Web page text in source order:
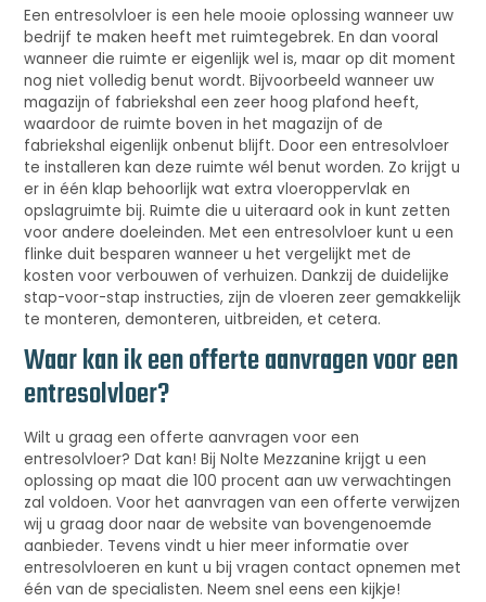
Een entresolvloer is een hele mooie oplossing wanneer uw
bedrijf te maken heeft met ruimtegebrek. En dan vooral
wanneer die ruimte er eigenlijk wel is, maar op dit moment
nog niet volledig benut wordt. Bijvoorbeeld wanneer uw
magazijn of fabriekshal een zeer hoog plafond heeft,
waardoor de ruimte boven in het magazijn of de
fabriekshal eigenlijk onbenut blijft. Door een entresolvloer
te installeren kan deze ruimte wél benut worden. Zo krijgt u
er in één klap behoorlijk wat extra vloeroppervlak en
opslagruimte bij. Ruimte die u uiteraard ook in kunt zetten
voor andere doeleinden. Met een entresolvloer kunt u een
flinke duit besparen wanneer u het vergelijkt met de
kosten voor verbouwen of verhuizen. Dankzij de duidelijke
stap-voor-stap instructies, zijn de vloeren zeer gemakkelijk
te monteren, demonteren, uitbreiden, et cetera.
Waar kan ik een offerte aanvragen voor een
entresolvloer?
Wilt u graag een offerte aanvragen voor een
entresolvloer? Dat kan! Bij Nolte Mezzanine krijgt u een
oplossing op maat die 100 procent aan uw verwachtingen
zal voldoen. Voor het aanvragen van een offerte verwijzen
wij u graag door naar de website van bovengenoemde
aanbieder. Tevens vindt u hier meer informatie over
entresolvloeren en kunt u bij vragen contact opnemen met
één van de specialisten. Neem snel eens een kijkje!